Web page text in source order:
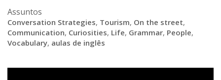
Assuntos
Conversation Strategies, Tourism, On the street,
Communication, Curiosities, Life, Grammar, People,
Vocabulary, aulas de inglês